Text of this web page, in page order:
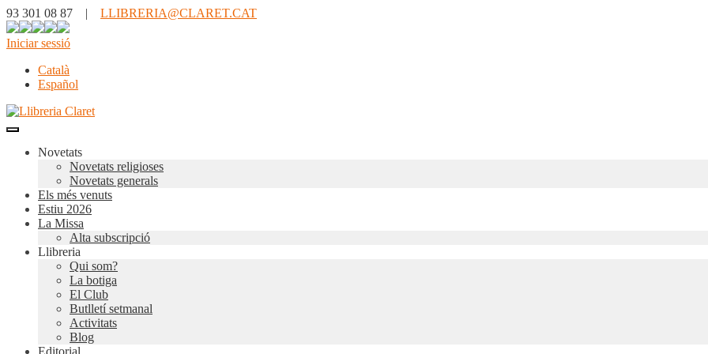
93 301 08 87 | LLIBRERIA@CLARET.CAT
Iniciar sessió
Català
Español
Novetats
Novetats religioses
Novetats generals
Els més venuts
Estiu 2026
La Missa
Alta subscripció
Llibreria
Qui som?
La botiga
El Club
Butlletí setmanal
Activitats
Blog
Editorial